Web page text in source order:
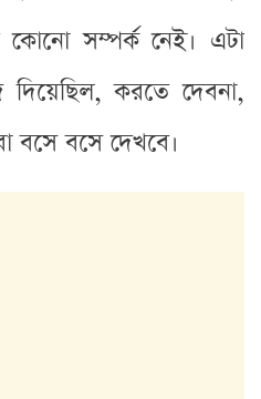
সম্পর্ক নেই। এটা
করতে দেবনা,
বসে বসে দেখবে।